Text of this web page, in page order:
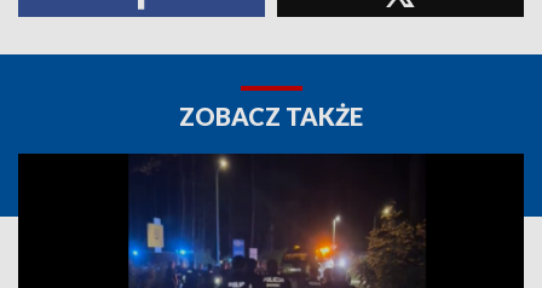
ZOBACZ TAKŻE